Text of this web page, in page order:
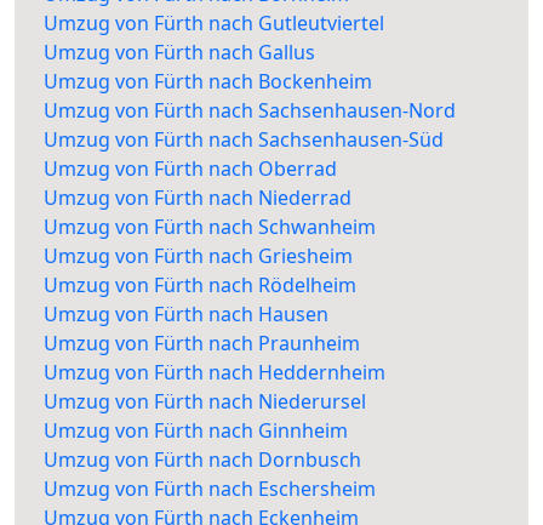
Umzug von Fürth nach Gutleutviertel
Umzug von Fürth nach Gallus
Umzug von Fürth nach Bockenheim
Umzug von Fürth nach Sachsenhausen-Nord
Umzug von Fürth nach Sachsenhausen-Süd
Umzug von Fürth nach Oberrad
Umzug von Fürth nach Niederrad
Umzug von Fürth nach Schwanheim
Umzug von Fürth nach Griesheim
Umzug von Fürth nach Rödelheim
Umzug von Fürth nach Hausen
Umzug von Fürth nach Praunheim
Umzug von Fürth nach Heddernheim
Umzug von Fürth nach Niederursel
Umzug von Fürth nach Ginnheim
Umzug von Fürth nach Dornbusch
Umzug von Fürth nach Eschersheim
Umzug von Fürth nach Eckenheim